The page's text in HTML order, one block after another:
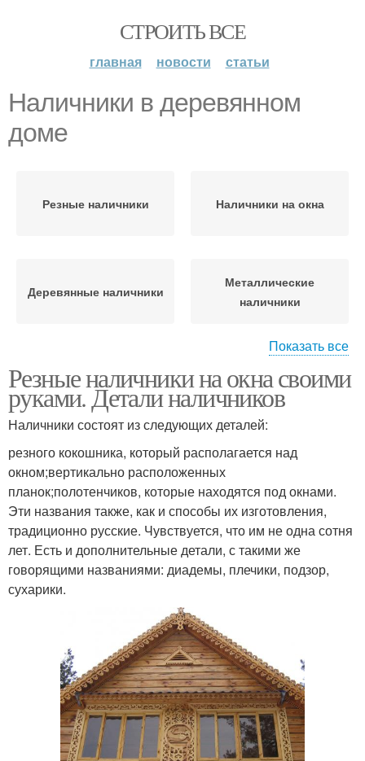
СТРОИТЬ ВСЕ
главная новости статьи
Наличники в деревянном
доме
Резные наличники Наличники на окна
Деревянные наличники
Металлические
наличники
наличников
Шаблоны для
деревянных
наличников
Показать все
Резные наличники на окна своими
руками. Детали наличников
Наличники состоят из следующих деталей:
резного кокошника, который располагается над
окном;вертикально расположенных
планок;полотенчиков, которые находятся под окнами.
Эти названия также, как и способы их изготовления,
традиционно русские. Чувствуется, что им не одна сотня
лет. Есть и дополнительные детали, с такими же
говорящими названиями: диадемы, плечики, подзор,
сухарики.